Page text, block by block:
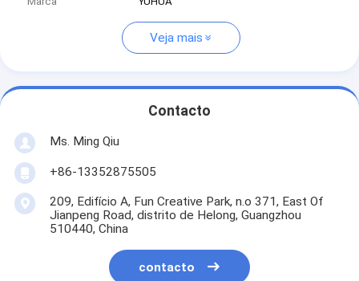
Veja mais
Contacto
Ms. Ming Qiu
+86-13352875505
209, Edifício A, Fun Creative Park, n.o 371, East Of
Jianpeng Road, distrito de Helong, Guangzhou
510440, China
contacto